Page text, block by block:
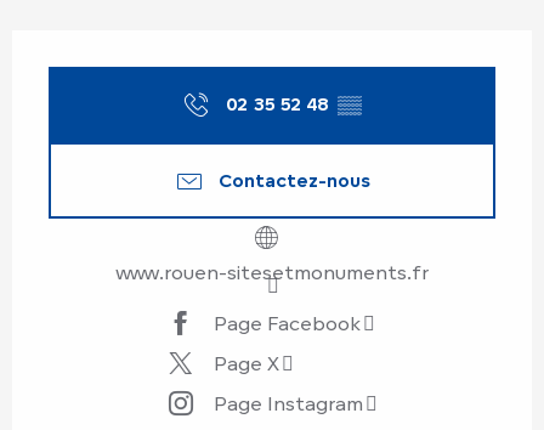
02 35 52 48 ▒▒
Contactez-nous
www.rouen-sitesetmonuments.fr
Page Facebook
Page X
Page Instagram